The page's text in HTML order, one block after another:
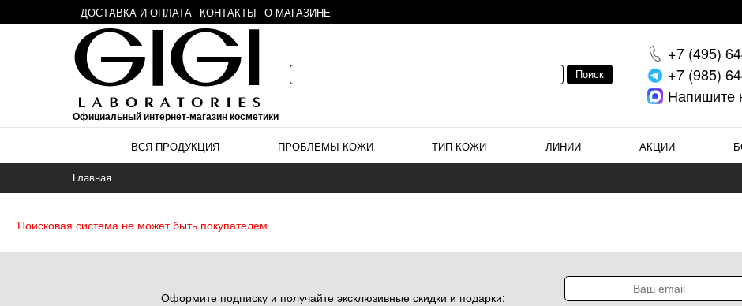
ДОСТАВКА И ОПЛАТА КОНТАКТЫ О МАГАЗИНЕ
Официальный интернет-магазин косметики
+7 (495)
+7 (985)
Напишите
ВСЯ ПРОДУКЦИЯ ПРОБЛЕМЫ КОЖИ ТИП КОЖИ ЛИНИИ АКЦИИ
Главная
Поисковая система не может быть покупателем
Оформите подписку и получайте эксклюзивные скидки и подарки: